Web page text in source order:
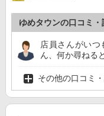
ゆめタウンの口コミ・
店員さんがいつ
ん、何か尋ねる
その他の口コミ